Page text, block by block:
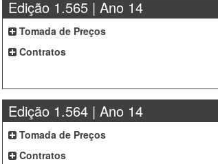
Edição 1.565 | Ano 14
Tomada de Preços
Contratos
Edição 1.564 | Ano 14
Tomada de Preços
Contratos